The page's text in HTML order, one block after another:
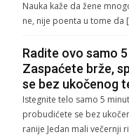
Nauka kaže da žene
ne, nije poenta u tome da
Radite ovo samo
Zaspaćete brže,
se bez ukočenog
Istegnite telo samo 5
probudićete se bez
ranije Jedan mali večernji